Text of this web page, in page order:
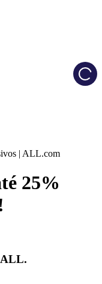
| ALL.com
25%
ALL.